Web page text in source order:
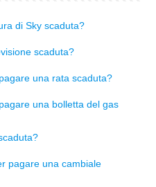
di Sky scaduta?
scaduta?
una rata scaduta?
una bolletta del gas
pagare una cambiale